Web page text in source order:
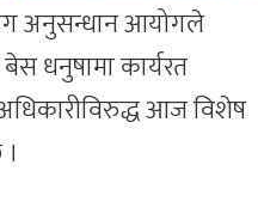
अनुसन्धान आयोगले
धनुषामा कार्यरत
अधिकारीविरुद्ध आज विशेष